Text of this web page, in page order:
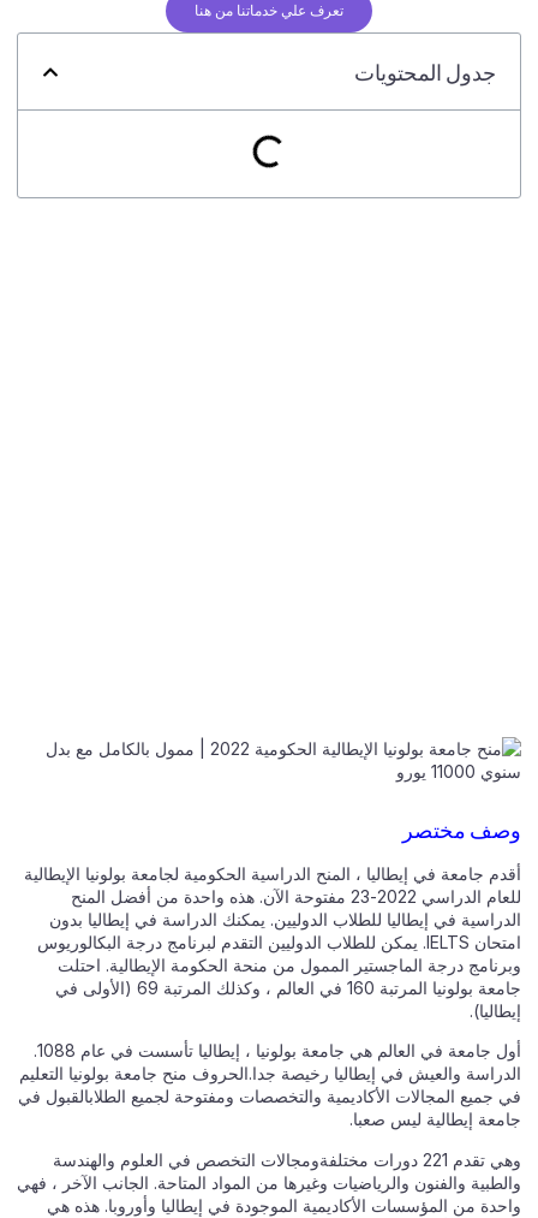
تعرف علي خدماتنا من هنا
جدول المحتويات
وصف مختصر
أقدم جامعة في إيطاليا ، المنح الدراسية الحكومية لجامعة بولونيا الإيطالية
للعام الدراسي 2022-23 مفتوحة الآن. هذه واحدة من أفضل المنح
الدراسية في إيطاليا للطلاب الدوليين. يمكنك الدراسة في إيطاليا بدون
امتحان IELTS. يمكن للطلاب الدوليين التقدم لبرنامج درجة البكالوريوس
وبرنامج درجة الماجستير الممول من منحة الحكومة الإيطالية. احتلت
جامعة بولونيا المرتبة 160 في العالم ، وكذلك المرتبة 69 (الأولى في
إيطاليا).
أول جامعة في العالم هي جامعة بولونيا ، إيطاليا تأسست في عام 1088.
الدراسة والعيش في إيطاليا رخيصة جدا.الحروف منح جامعة بولونيا التعليم
في جميع المجالات الأكاديمية والتخصصات ومفتوحة لجميع الطلابالقبول في
جامعة إيطالية ليس صعبا.
وهي تقدم 221 دورات مختلفةومجالات التخصص في العلوم والهندسة
والطبية والفنون والرياضيات وغيرها من المواد المتاحة. الجانب الآخر ، فهي
واحدة من المؤسسات الأكاديمية الموجودة في إيطاليا وأوروبا. هذه هي